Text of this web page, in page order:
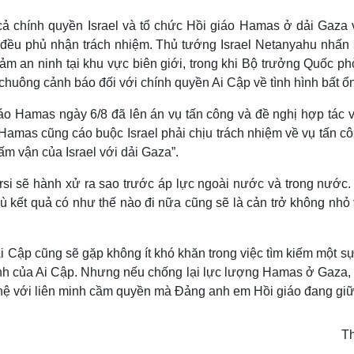
chính quyền Israel và tổ chức Hồi giáo Hamas ở dải Gaza
phủ nhận trách nhiệm. Thủ tướng Israel Netanyahu nhấn
an ninh tại khu vực biên giới, trong khi Bộ trưởng Quốc
cảnh báo đối với chính quyền Ai Cập về tình hình bất
Hamas ngày 6/8 đã lên án vụ tấn công và đề nghị hợp tác
cũng cáo buộc Israel phải chịu trách nhiệm về vụ tấn
vận của Israel với dải Gaza”.
sẽ hành xử ra sao trước áp lực ngoài nước và trong nước.
kết quả có như thế nào đi nữa cũng sẽ là cản trở không
cũng sẽ gặp không ít khó khăn trong việc tìm kiếm một
của Ai Cập. Nhưng nếu chống lại lực lượng Hamas ở Gaza,
với liên minh cầm quyền mà Đảng anh em Hồi giáo đang